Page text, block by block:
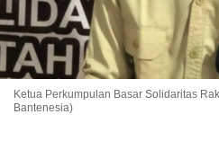
Ketua Perkumpulan Basar Solidaritas
Bantenesia)